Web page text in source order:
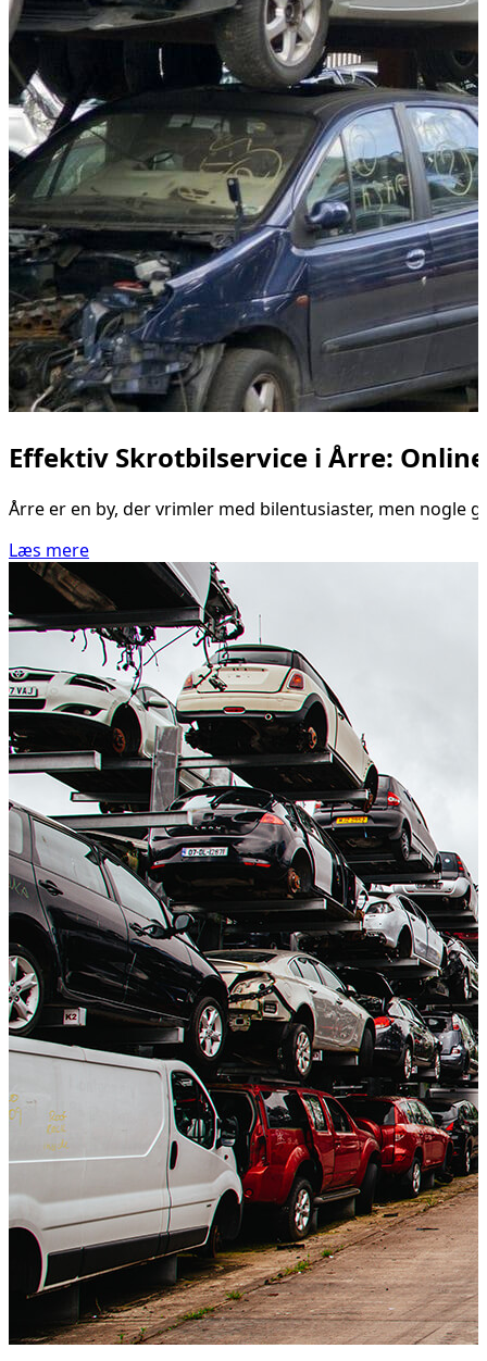
Effektiv Skrotbilservice i Årre:
Årre er en by, der vrimler med bilentusiaster, men
Læs mere